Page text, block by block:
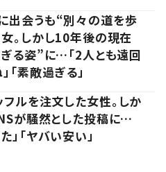
出会うも“別々の道を歩
。しかし10年後の現在
る姿”に…「2人とも遠回
「素敵過ぎる」
ルを注文した女性。しか
が騒然とした投稿に…
」「ヤバい安い」